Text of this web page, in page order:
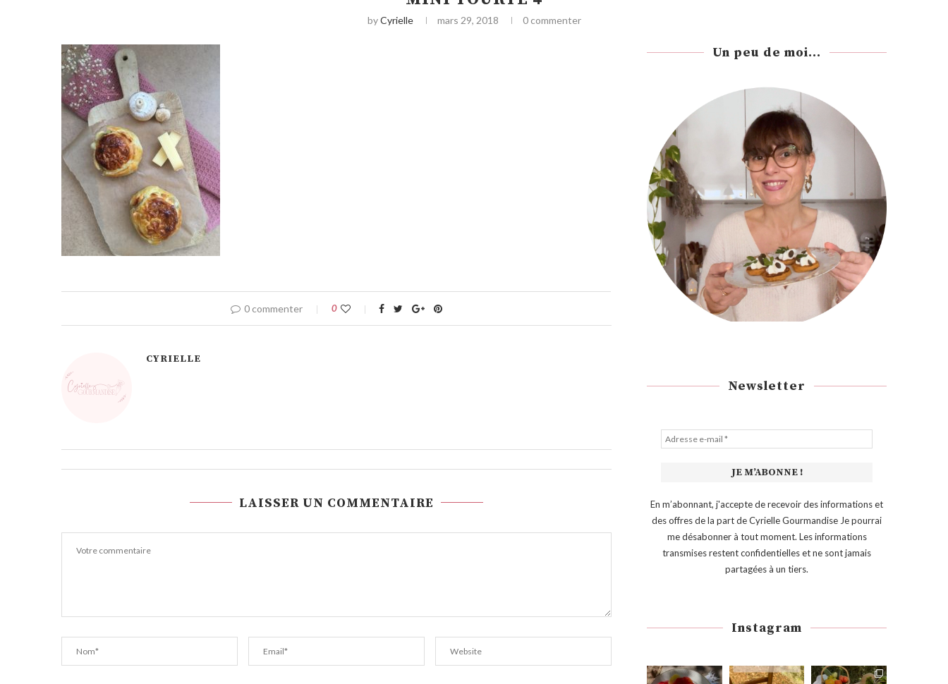
byCyrielle mars 29, 2018 0 commenter
0 commenter 0
CYRIELLE
LAISSER UN COMMENTAIRE
Un peu de moi...
Newsletter
En m’abonnant, j'accepte de recevoir des informations et
des offres de la part de Cyrielle Gourmandise Je pourrai
me désabonner à tout moment. Les informations
transmises restent confidentielles et ne sont jamais
partagées à un tiers.
Instagram